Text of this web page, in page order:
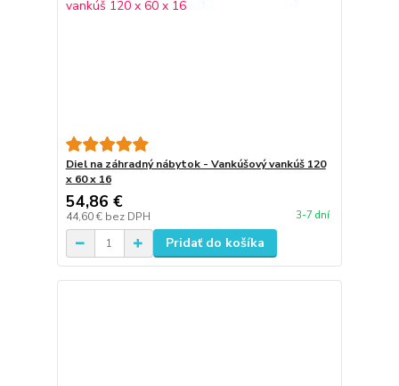
Diel na záhradný nábytok - Vankúšový vankúš 120
x 60 x 16
54,86 €
44,60 € bez DPH 3-7 dní
Pridať do košíka